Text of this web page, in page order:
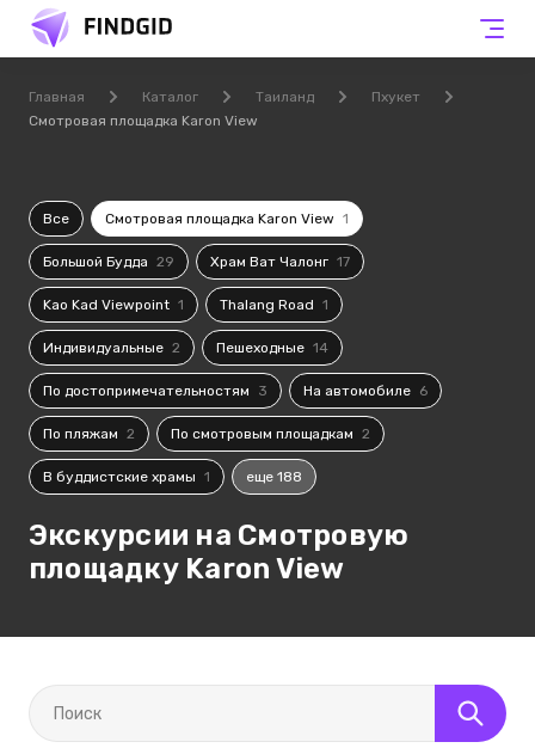
Главная Каталог Таиланд
Пхукет
Смотровая площадка Karon View
Все Смотровая площадка Karon View 1
Большой Будда 29 Храм Ват Чалонг 17
Kao Kad Viewpoint 1 Thalang Road 1
Индивидуальные 2 Пешеходные 14
По достопримечательностям 3 На автомобиле 6
По пляжам 2 По смотровым площадкам 2
В буддистские храмы 1 еще 188
Экскурсии на Смотровую
площадку Karon View